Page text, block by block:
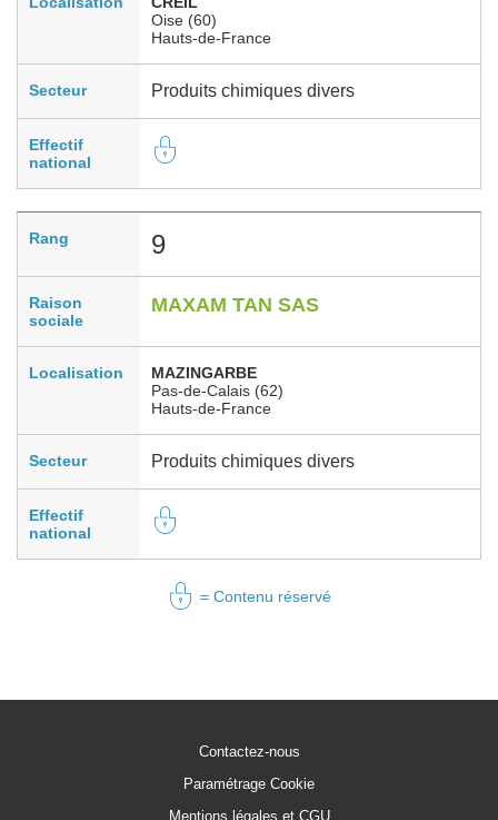
Oise (60)
Hauts-de-France
Secteur Produits chimiques divers
Effectif
national
Rang 9
Raison
sociale
MAXAM TAN SAS
Localisation
MAZINGARBE
Pas-de-Calais (62)
Hauts-de-France
Secteur Produits chimiques divers
Effectif
national
= Contenu réservé
Contactez-nous
Paramétrage Cookie
Mentions légales et CGU